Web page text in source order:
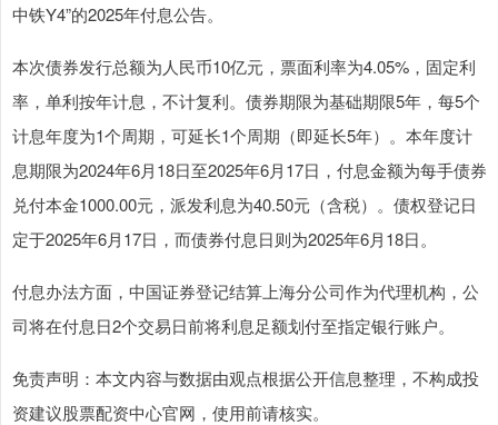
中铁Y4”的2025年付息公告。
本次债券发行总额为人民币10亿元，票面利率为4.05%，固定利
率，单利按年计息，不计复利。债券期限为基础期限5年，每5个
计息年度为1个周期，可延长1个周期（即延长5年）。本年度计
息期限为2024年6月18日至2025年6月17日，付息金额为每手债券
兑付本金1000.00元，派发利息为40.50元（含税）。债权登记日
定于2025年6月17日，而债券付息日则为2025年6月18日。
付息办法方面，中国证券登记结算上海分公司作为代理机构，公
司将在付息日2个交易日前将利息足额划付至指定银行账户。
免责声明：本文内容与数据由观点根据公开信息整理，不构成投
资建议股票配资中心官网，使用前请核实。